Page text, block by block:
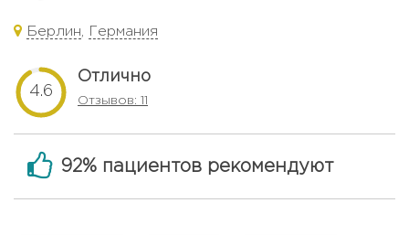
Берлин Германия
4.6
Отлично
Отзывов: 11
92% пациентов рекомендуют